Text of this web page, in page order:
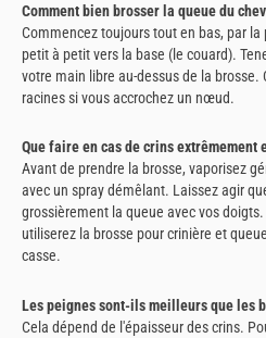
Comment bien brosser la queue du
Commencez toujours tout en bas, par
petit à petit vers la base (le couard).
votre main libre au-dessus de la brosse.
racines si vous accrochez un nœud.
Que faire en cas de crins extrêmement
Avant de prendre la brosse, vaporisez
avec un spray démêlant. Laissez agir
grossièrement la queue avec vos
utiliserez la brosse pour crinière et
casse.
Les peignes sont-ils meilleurs que les
Cela dépend de l'épaisseur des crins.